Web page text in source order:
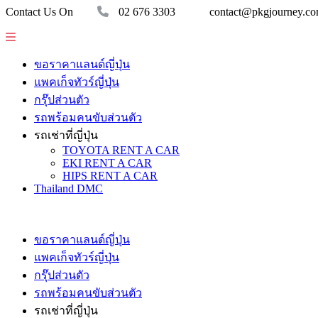
Contact Us On 02 676 3303
ขอราคาแลนด์ญี่ปุ่น
แพคเก็จทัวร์ญี่ปุ่น
กรุ๊ปส่วนตัว
รถพร้อมคนขับส่วนตัว
รถเช่าที่ญี่ปุ่น
TOYOTA RENT A CAR
EKI RENT A CAR
HIPS RENT A CAR
Thailand DMC
ขอราคาแลนด์ญี่ปุ่น
แพคเก็จทัวร์ญี่ปุ่น
กรุ๊ปส่วนตัว
รถพร้อมคนขับส่วนตัว
รถเช่าที่ญี่ปุ่น